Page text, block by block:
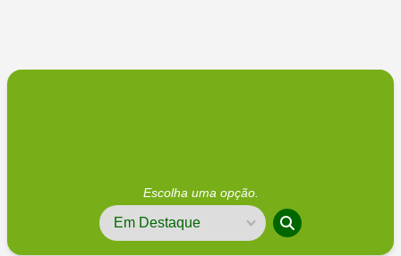
Escolha uma opção.